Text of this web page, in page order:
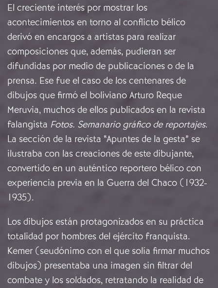
El creciente interés por mostrar los
acontecimientos en torno al conflicto bélico
derivó en encargos a artistas para realizar
composiciones que, además, pudieran ser
difundidas por medio de publicaciones o de la
prensa. Ese fue el caso de los centenares de
dibujos que firmó el boliviano Arturo Reque
Meruvia, muchos de ellos publicados en la revista
falangista Fotos. Semanario gráfico de reportajes.
La sección de la revista “Apuntes de la gesta” se
ilustraba con las creaciones de este dibujante,
convertido en un auténtico reportero bélico con
experiencia previa en la Guerra del Chaco (1932-
1935).
Los dibujos están protagonizados en su práctica
totalidad por hombres del ejército franquista.
Kemer (seudónimo con el que solía firmar muchos
dibujos) presentaba una imagen sin filtrar del
combate y los soldados, retratando la realidad de